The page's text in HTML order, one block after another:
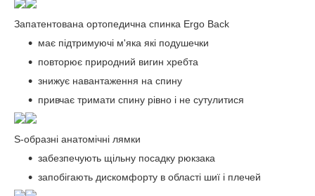
Запатентована ортопедична спинка Ergo Back
має підтримуючі м'яка які подушечки
повторює природний вигин хребта
знижує навантаження на спину
привчає тримати спину рівно і не сутулитися
S-образні анатомічні лямки
забезпечують щільну посадку рюкзака
запобігають дискомфорту в області шиї і плечей